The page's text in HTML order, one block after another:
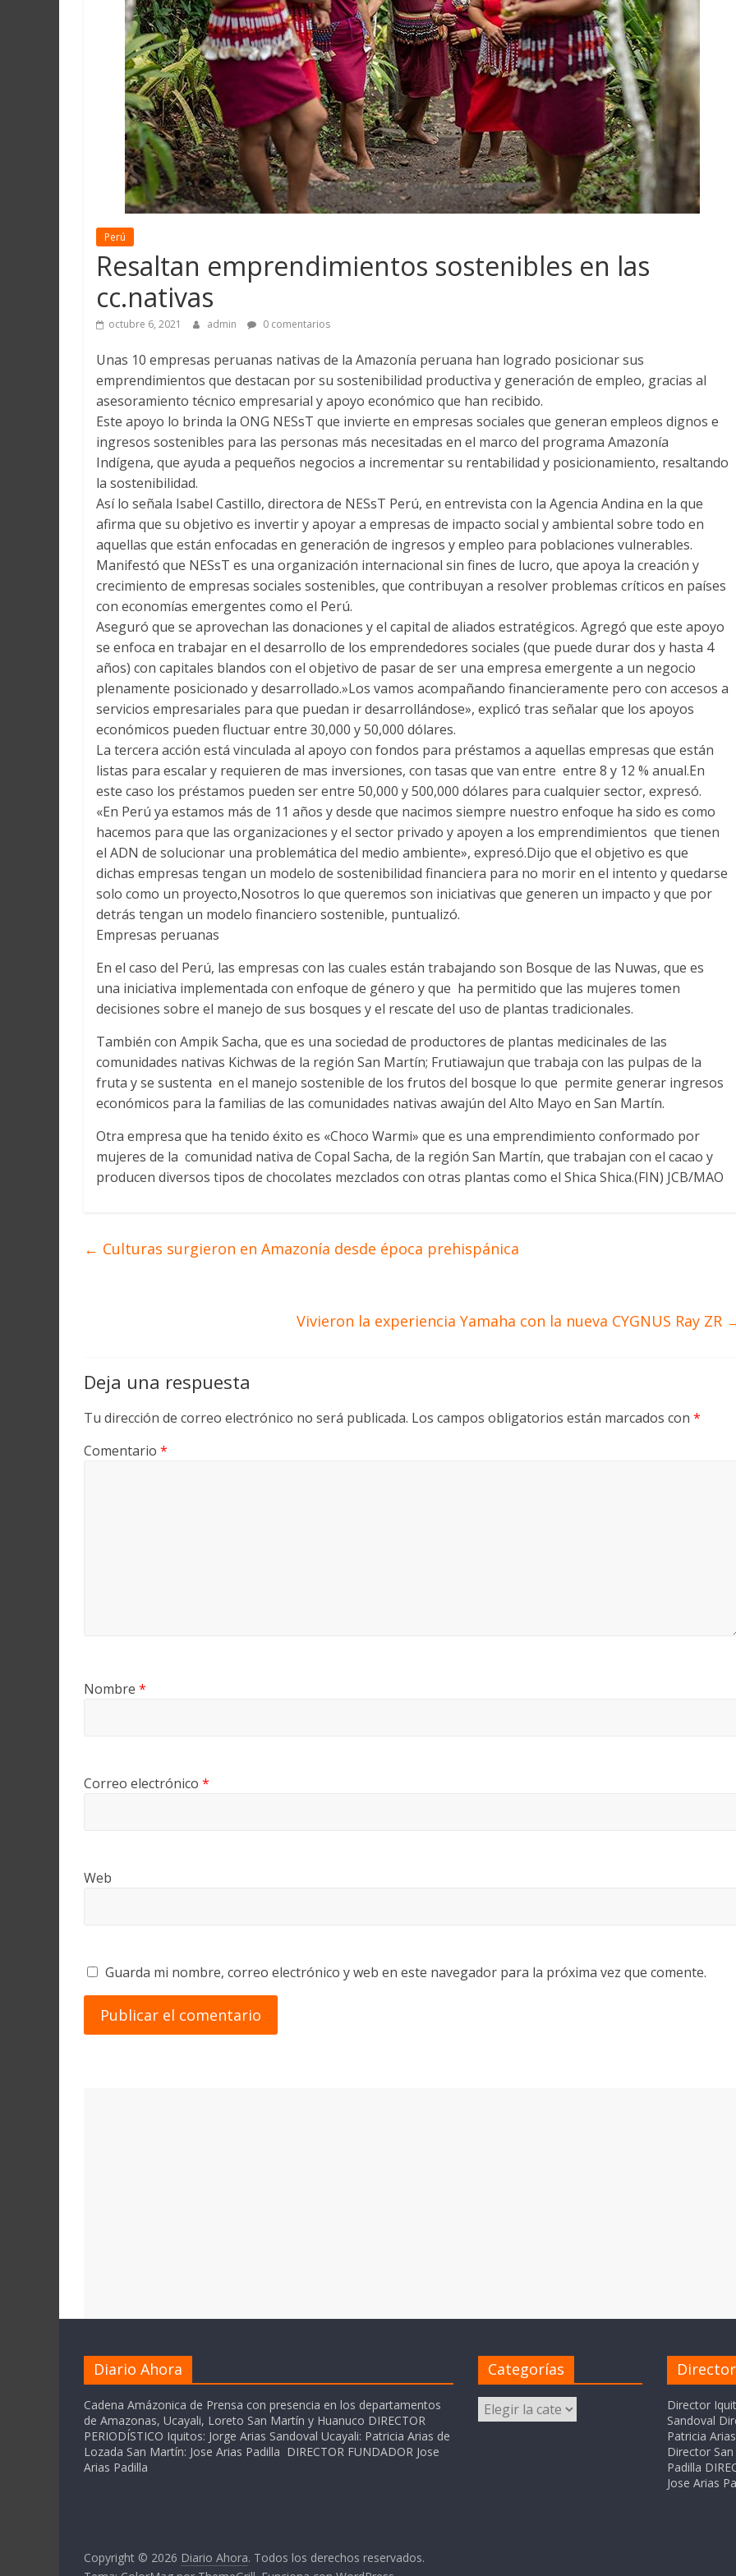
Perú
Resaltan emprendimientos sostenibles en las
cc.nativas
octubre 6, 2021 admin 0 comentarios
Unas 10 empresas peruanas nativas de la Amazonía peruana han logrado posicionar sus
emprendimientos que destacan por su sostenibilidad productiva y generación de empleo, gracias al
asesoramiento técnico empresarial y apoyo económico que han recibido.
Este apoyo lo brinda la ONG NESsT que invierte en empresas sociales que generan empleos dignos e
ingresos sostenibles para las personas más necesitadas en el marco del programa Amazonía
Indígena, que ayuda a pequeños negocios a incrementar su rentabilidad y posicionamiento, resaltando
la sostenibilidad.
Así lo señala Isabel Castillo, directora de NESsT Perú, en entrevista con la Agencia Andina en la que
afirma que su objetivo es invertir y apoyar a empresas de impacto social y ambiental sobre todo en
aquellas que están enfocadas en generación de ingresos y empleo para poblaciones vulnerables.
Manifestó que NESsT es una organización internacional sin fines de lucro, que apoya la creación y
crecimiento de empresas sociales sostenibles, que contribuyan a resolver problemas críticos en países
con economías emergentes como el Perú.
Aseguró que se aprovechan las donaciones y el capital de aliados estratégicos. Agregó que este apoyo
se enfoca en trabajar en el desarrollo de los emprendedores sociales (que puede durar dos y hasta 4
años) con capitales blandos con el objetivo de pasar de ser una empresa emergente a un negocio
plenamente posicionado y desarrollado.»Los vamos acompañando financieramente pero con accesos a
servicios empresariales para que puedan ir desarrollándose», explicó tras señalar que los apoyos
económicos pueden fluctuar entre 30,000 y 50,000 dólares.
La tercera acción está vinculada al apoyo con fondos para préstamos a aquellas empresas que están
listas para escalar y requieren de mas inversiones, con tasas que van entre entre 8 y 12 % anual.En
este caso los préstamos pueden ser entre 50,000 y 500,000 dólares para cualquier sector, expresó.
«En Perú ya estamos más de 11 años y desde que nacimos siempre nuestro enfoque ha sido es como
hacemos para que las organizaciones y el sector privado y apoyen a los emprendimientos que tienen
el ADN de solucionar una problemática del medio ambiente», expresó.Dijo que el objetivo es que
dichas empresas tengan un modelo de sostenibilidad financiera para no morir en el intento y quedarse
solo como un proyecto,Nosotros lo que queremos son iniciativas que generen un impacto y que por
detrás tengan un modelo financiero sostenible, puntualizó.
Empresas peruanas
En el caso del Perú, las empresas con las cuales están trabajando son Bosque de las Nuwas, que es
una iniciativa implementada con enfoque de género y que ha permitido que las mujeres tomen
decisiones sobre el manejo de sus bosques y el rescate del uso de plantas tradicionales.
También con Ampik Sacha, que es una sociedad de productores de plantas medicinales de las
comunidades nativas Kichwas de la región San Martín; Frutiawajun que trabaja con las pulpas de la
fruta y se sustenta en el manejo sostenible de los frutos del bosque lo que permite generar ingresos
económicos para la familias de las comunidades nativas awajún del Alto Mayo en San Martín.
Otra empresa que ha tenido éxito es «Choco Warmi» que es una emprendimiento conformado por
mujeres de la comunidad nativa de Copal Sacha, de la región San Martín, que trabajan con el cacao y
producen diversos tipos de chocolates mezclados con otras plantas como el Shica Shica.(FIN) JCB/MAO
← Culturas surgieron en Amazonía desde época prehispánica
Vivieron la experiencia Yamaha con la nueva CYGNUS Ray ZR
Deja una respuesta
Tu dirección de correo electrónico no será publicada. Los campos obligatorios están marcados con *
Comentario *
Nombre *
Correo electrónico *
Web
Guarda mi nombre, correo electrónico y web en este navegador para la próxima vez que comente.
Diario Ahora
Cadena Amázonica de Prensa con presencia en los departamentos
de Amazonas, Ucayali, Loreto San Martín y Huanuco DIRECTOR
PERIODÍSTICO Iquitos: Jorge Arias Sandoval Ucayali: Patricia Arias de
Lozada San Martín: Jose Arias Padilla DIRECTOR FUNDADOR Jose
Arias Padilla
Categorías
Categorías
Director
Sandoval
Patricia
Director
Padilla
Jose Arias
Copyright © 2026 Diario Ahora. Todos los derechos reservados.